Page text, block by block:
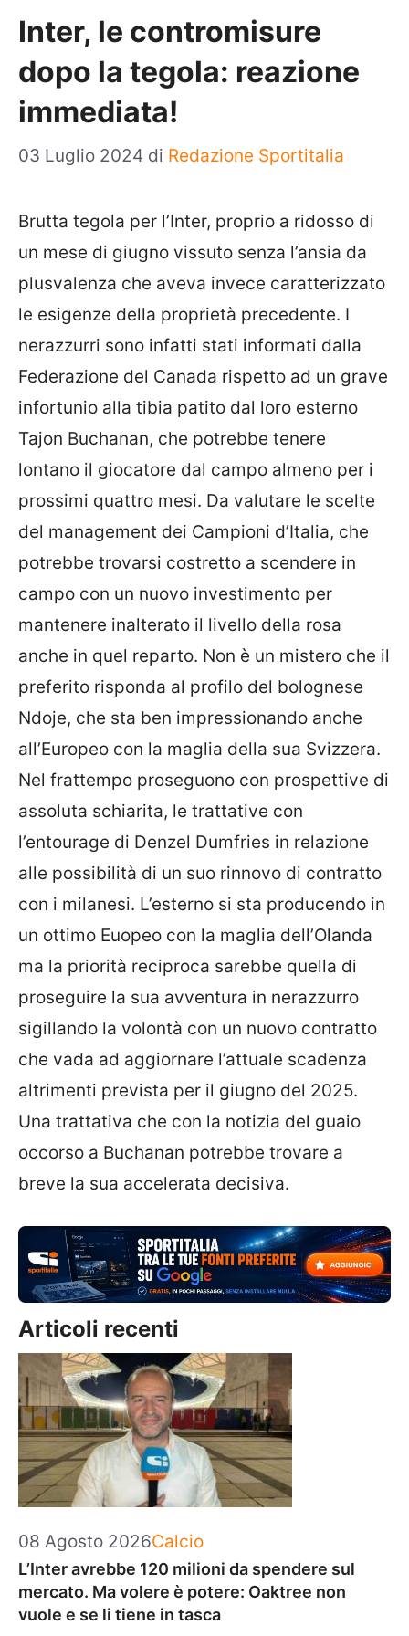
Inter, le contromisure
dopo la tegola: reazione
immediata!
03 Luglio 2024 di Redazione Sportitalia
Brutta tegola per l’Inter, proprio a ridosso di
un mese di giugno vissuto senza l’ansia da
plusvalenza che aveva invece caratterizzato
le esigenze della proprietà precedente. I
nerazzurri sono infatti stati informati dalla
Federazione del Canada rispetto ad un grave
infortunio alla tibia patito dal loro esterno
Tajon Buchanan, che potrebbe tenere
lontano il giocatore dal campo almeno per i
prossimi quattro mesi. Da valutare le scelte
del management dei Campioni d’Italia, che
potrebbe trovarsi costretto a scendere in
campo con un nuovo investimento per
mantenere inalterato il livello della rosa
anche in quel reparto. Non è un mistero che il
preferito risponda al profilo del bolognese
Ndoje, che sta ben impressionando anche
all’Europeo con la maglia della sua Svizzera.
Nel frattempo proseguono con prospettive di
assoluta schiarita, le trattative con
l’entourage di Denzel Dumfries in relazione
alle possibilità di un suo rinnovo di contratto
con i milanesi. L’esterno si sta producendo in
un ottimo Euopeo con la maglia dell’Olanda
ma la priorità reciproca sarebbe quella di
proseguire la sua avventura in nerazzurro
sigillando la volontà con un nuovo contratto
che vada ad aggiornare l’attuale scadenza
altrimenti prevista per il giugno del 2025.
Una trattativa che con la notizia del guaio
occorso a Buchanan potrebbe trovare a
breve la sua accelerata decisiva.
Articoli recenti
08 Agosto 2026Categorie
Calcio
L’Inter avrebbe 120 milioni da spendere sul
mercato. Ma volere è potere: Oaktree non
vuole e se li tiene in tasca